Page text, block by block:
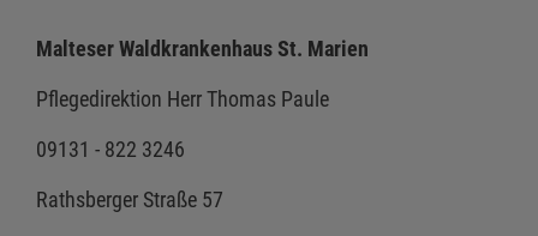
Malteser Waldkrankenhaus St. Marien
Pflegedirektion Herr Thomas Paule
09131 - 822 3246
Rathsberger Straße 57